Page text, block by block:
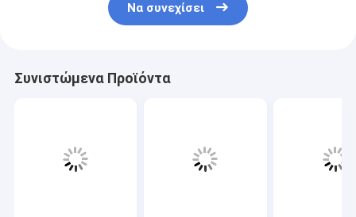
Να συνεχίσει
Συνιστώμενα Προϊόντα